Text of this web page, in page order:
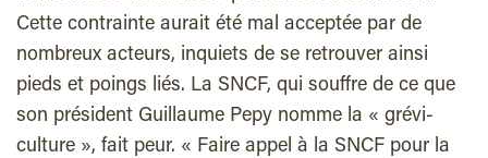
Cette contrainte aurait été mal acceptée par de
nombreux acteurs, inquiets de se retrouver ainsi
pieds et poings liés. La SNCF, qui souffre de ce que
son président Guillaume Pepy nomme la « grévi-
culture », fait peur. « Faire appel à la SNCF pour la